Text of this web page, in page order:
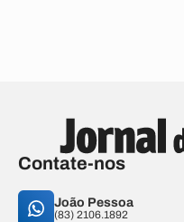
Contate-nos
João Pessoa
(83) 2106.1892